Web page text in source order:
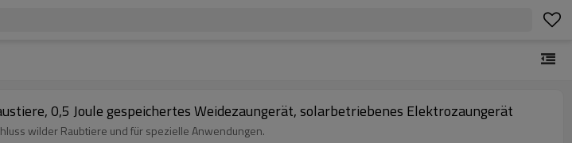
0,5 Joule gespeichertes Weidezaungerät, solarbetriebenes Elektrozaungerät
wilder Raubtiere und für spezielle Anwendungen.